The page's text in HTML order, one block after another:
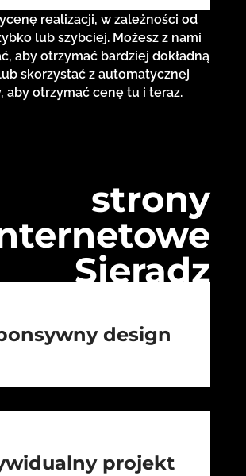
realizacji, w zależności od
lub szybciej. Możesz z nami
aby otrzymać bardziej dokładną
skorzystać z automatycznej
aby otrzymać cenę tu i teraz.
strony
Sieradz
design
projekt